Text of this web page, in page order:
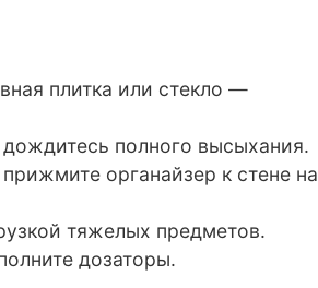
плитка или стекло —
полного высыхания.
органайзер к стене на
тяжелых предметов.
дозаторы.